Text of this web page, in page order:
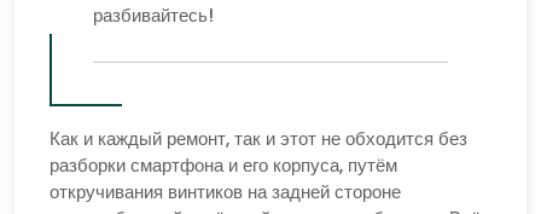
разбивайтесь!
Как и каждый ремонт, так и этот не обходится без
разборки смартфона и его корпуса, путём
откручивания винтиков на задней стороне